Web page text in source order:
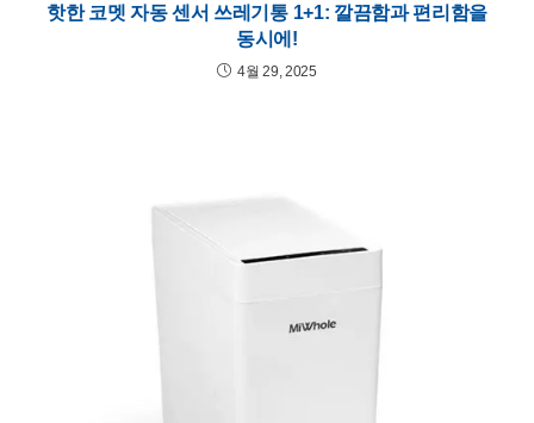
핫한 코멧 자동 센서 쓰레기통 1+1: 깔끔함과 편리함을
동시에!
4월 29, 2025